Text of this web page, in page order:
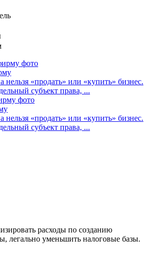
нельзя «продать» или «купить» бизнес.
субъект права, ...
нельзя «продать» или «купить» бизнес.
субъект права, ...
расходы по созданию
легально уменьшить налоговые базы.